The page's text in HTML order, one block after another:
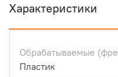
Характеристики
Обрабатываемые
Пластик